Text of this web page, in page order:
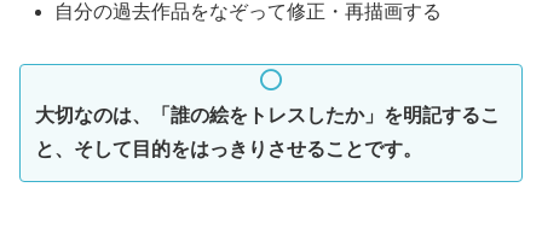
自分の過去作品をなぞって修正・再描画する
大切なのは、「誰の絵をトレスしたか」を明記するこ
と、そして目的をはっきりさせることです。